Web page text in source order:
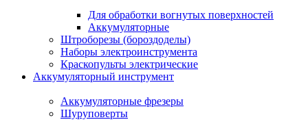
Для обработки вогнутых поверхностей
Аккумуляторные
Штроборезы (бороздоделы)
Наборы электроинструмента
Краскопульты электрические
Аккумуляторный инструмент
Аккумуляторные фрезеры
Шуруповерты